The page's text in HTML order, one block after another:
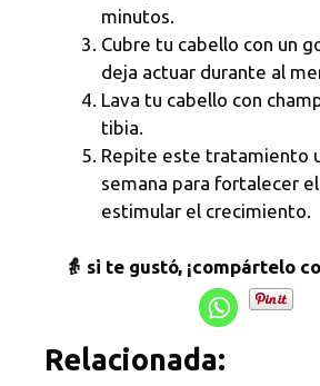
minutos.
Cubre tu cabello con un
deja actuar durante al
Lava tu cabello con
tibia.
Repite este tratamiento
semana para fortalecer
estimular el crecimiento.
👵 si te gustó, ¡compártelo
Relacionada: